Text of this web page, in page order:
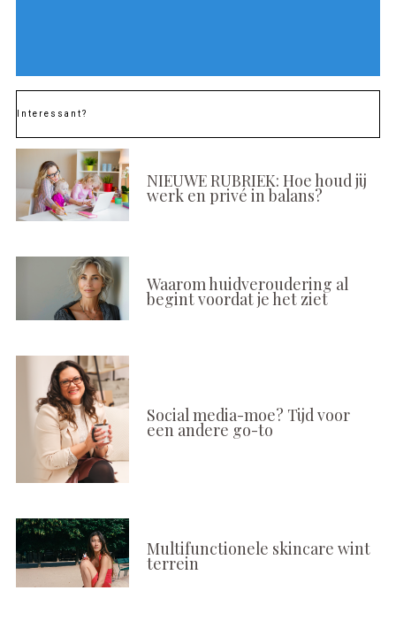
Interessant?
NIEUWE RUBRIEK: Hoe houd jij
werk en privé in balans?
Waarom huidveroudering al
begint voordat je het ziet
Social media-moe? Tijd voor
een andere go-to
Multifunctionele skincare wint
terrein